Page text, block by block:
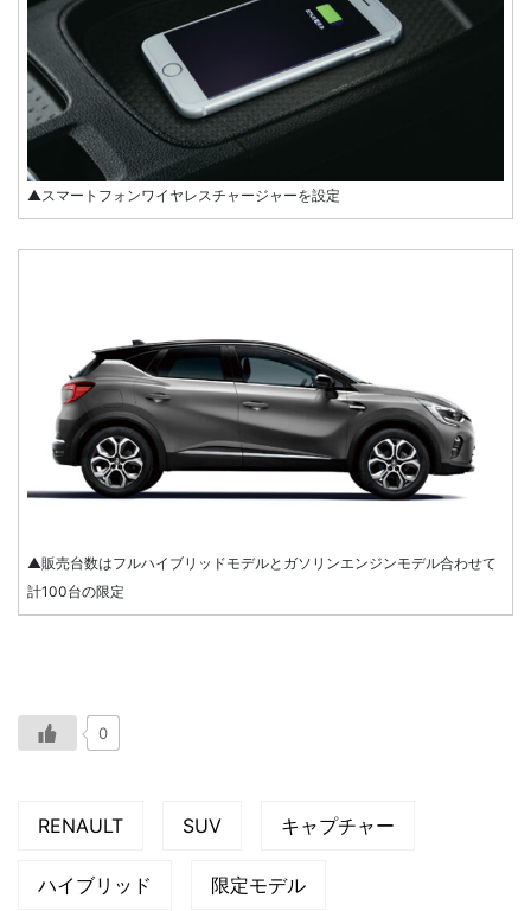
▲スマートフォンワイヤレスチャージャーを設定
▲販売台数はフルハイブリッドモデルとガソリンエンジンモデル合わせて
計100台の限定
0
RENAULT SUV キャプチャー
ハイブリッド 限定モデル